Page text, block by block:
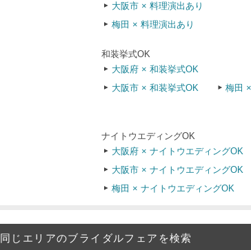
大阪市 × 料理演出あり
梅田 × 料理演出あり
和装挙式OK
大阪府 × 和装挙式OK
大阪市 × 和装挙式OK
梅田
ナイトウエディングOK
大阪府 × ナイトウエディングOK
大阪市 × ナイトウエディングOK
梅田 × ナイトウエディングOK
同じエリアのブライダルフェアを検索